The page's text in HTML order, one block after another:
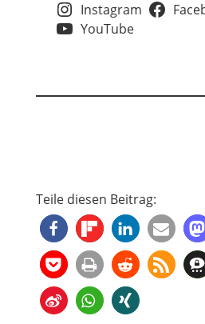
Instagram
YouTube
Teile diesen Beitrag: